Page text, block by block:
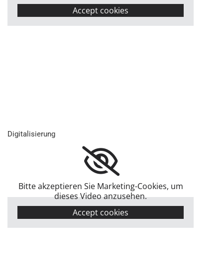
Accept cookies
Di­gi­ta­li­sie­rung
Bitte akzeptieren Sie Marketing-Cookies, um
dieses Video anzusehen.
Accept cookies